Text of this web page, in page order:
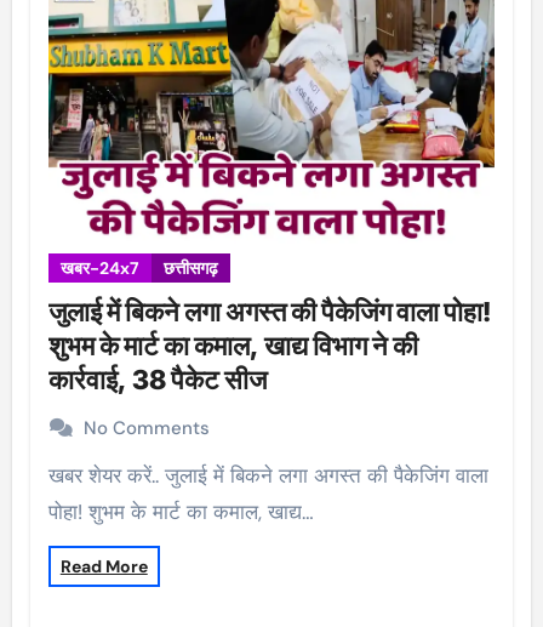
खबर-24x7 छत्तीसगढ़
जुलाई में बिकने लगा अगस्त की पैकेजिंग वाला पोहा!
शुभम के मार्ट का कमाल, खाद्य विभाग ने की
कार्रवाई, 38 पैकेट सीज
No Comments
खबर शेयर करें.. जुलाई में बिकने लगा अगस्त की पैकेजिंग वाला
पोहा! शुभम के मार्ट का कमाल, खाद्य…
Read More